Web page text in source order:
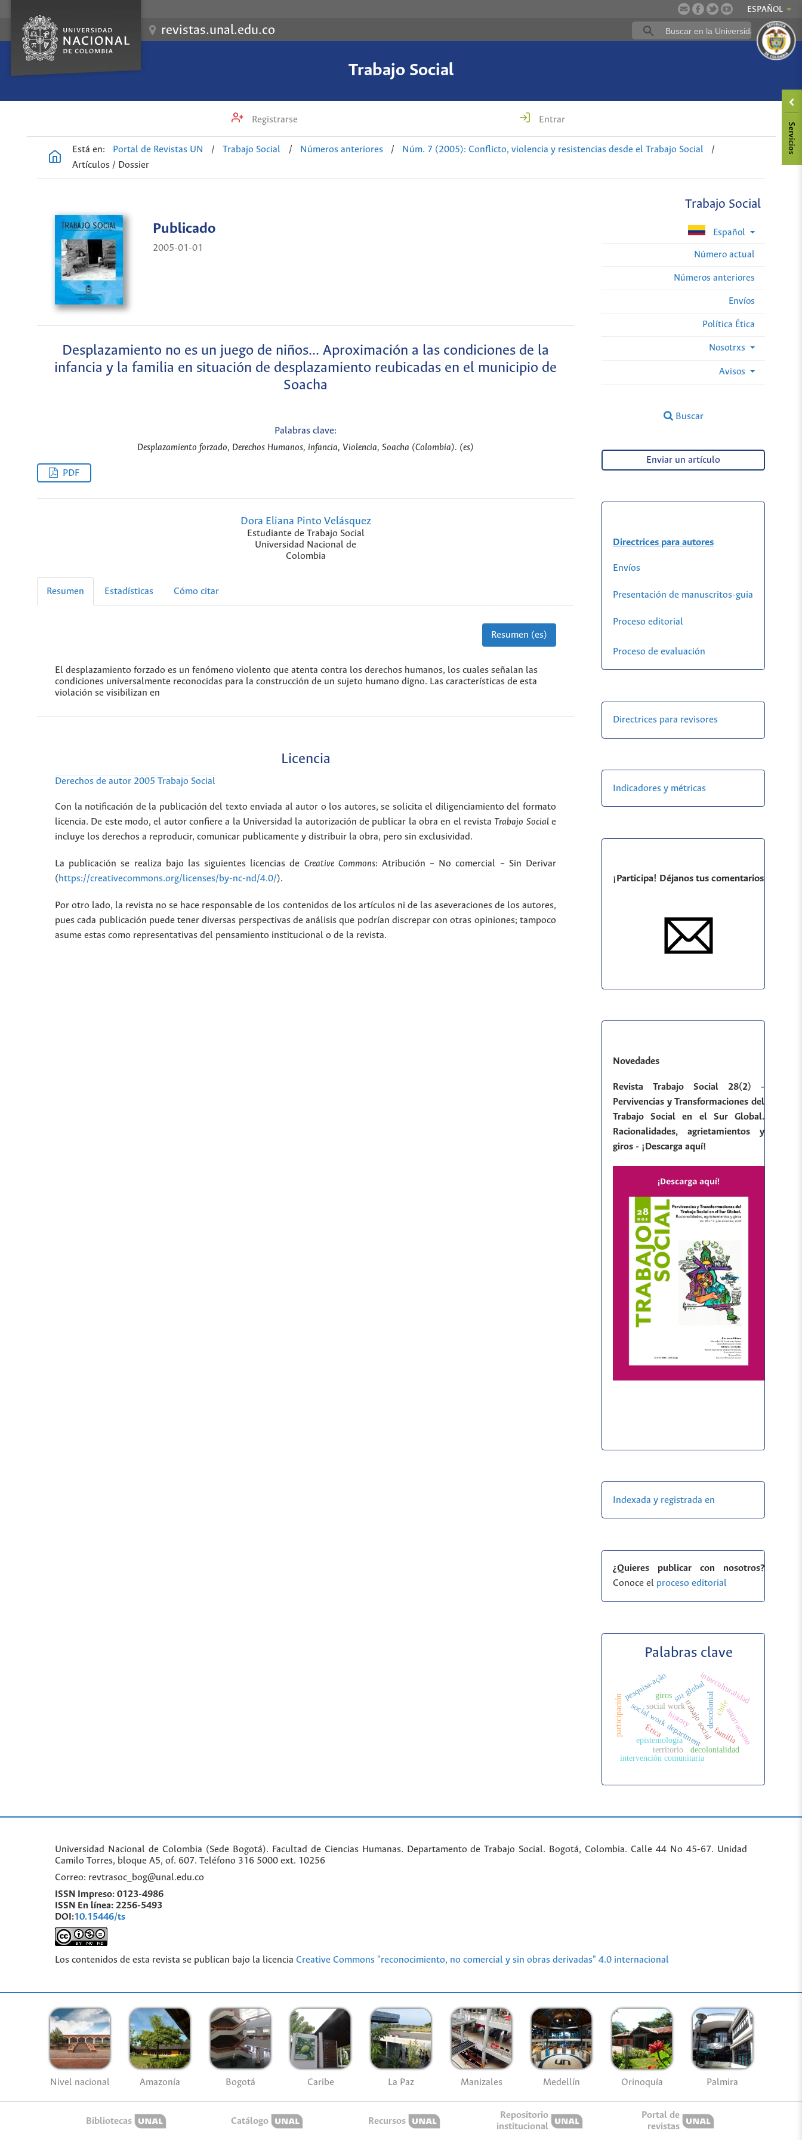
ESPAÑOL
revistas.unal.edu.co
Trabajo Social
Registrarse Entrar
Está en: Portal de Revistas UN / Trabajo Social / Números anteriores / Núm. 7 (2005): Conflicto, violencia y resistencias desde el Trabajo Social
/
Artículos / Dossier
Trabajo Social
Español
Número actual
Números anteriores
Envíos
Política Ética
Nosotrxs
Avisos
Buscar
Publicado
2005-01-01
Desplazamiento no es un juego de niños... Aproximación a las condiciones de la
infancia y la familia en situación de desplazamiento reubicadas en el municipio de
Soacha
Palabras clave:
Desplazamiento forzado, Derechos Humanos, infancia, Violencia, Soacha (Colombia). (es)
PDF
Dora Eliana Pinto Velásquez
Estudiante de Trabajo Social
Universidad Nacional de
Colombia
Resumen Estadísticas Cómo citar
Resumen (es)
El desplazamiento forzado es un fenómeno violento que atenta contra los derechos humanos, los cuales señalan las
condiciones universalmente reconocidas para la construcción de un sujeto humano digno. Las características de esta
violación se visibilizan en
Licencia
Derechos de autor 2005 Trabajo Social
Con la notificación de la publicación del texto enviada al autor o los autores, se solicita el diligenciamiento del formato
licencia. De este modo, el autor confiere a la Universidad la autorización de publicar la obra en el revistaTrabajo Sociale
incluye los derechos a reproducir, comunicar publicamente y distribuir la obra, pero sin exclusividad.
La publicación se realiza bajo las siguientes licencias de Creative Commons: Atribución – No comercial – Sin Derivar
(https://creativecommons.org/licenses/by-nc-nd/4.0/).
Por otro lado, la revista no se hace responsable de los contenidos de los artículos ni de las aseveraciones de los autores,
pues cada publicación puede tener diversas perspectivas de análisis que podrían discrepar con otras opiniones; tampoco
asume estas como representativas del pensamiento institucional o de la revista.
Enviar un artículo
Directrices para autores
Envíos
Presentación de manuscritos-guia
Proceso editorial
Proceso de evaluación
Directrices para revisores
Indicadores y métricas
¡Participa! Déjanos tus comentarios
Novedades
Revista Trabajo Social 28(2) -
Pervivencias y Transformaciones del
Trabajo Social en el Sur Global.
Racionalidades, agrietamientos y
giros - ¡Descarga aquí!
Indexada y registrada en
¿Quieres publicar con nosotros?
Conoce el proceso editorial
Palabras clave
social work
history
social work department
trabajo social
descolonial
sur globalinterculturalidad
decolonialidad
giros
chile
intervención comunitaria
pesquisa-ação
antirracismo
epistemología
Ética familia
territorio
participación
Universidad Nacional de Colombia (Sede Bogotá). Facultad de Ciencias Humanas. Departamento de Trabajo Social. Bogotá, Colombia. Calle 44 No 45-67. Unidad
Camilo Torres, bloque A5, of. 607. Teléfono 316 5000 ext. 10256
Correo: revtrasoc_bog@unal.edu.co
ISSN Impreso: 0123-4986
ISSN En línea: 2256-5493
DOI:10.15446/ts
Los contenidos de esta revista se publican bajo la licencia Creative Commons "reconocimiento, no comercial y sin obras derivadas" 4.0 internacional
Nivel nacional Amazonía Bogotá Caribe La Paz Manizales Medellín Orinoquía Palmira
Bibliotecas Catálogo Recursos
Repositorio
institucional
Portal de
revistas